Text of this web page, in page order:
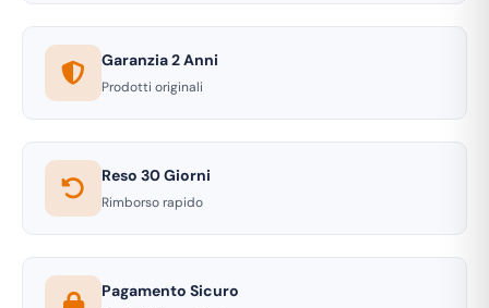
Garanzia 2 Anni
Prodotti originali
Reso 30 Giorni
Rimborso rapido
Pagamento Sicuro